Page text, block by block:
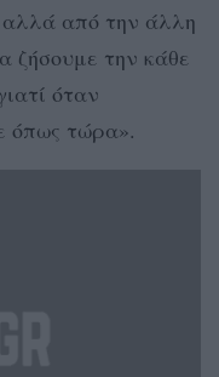
από την άλλη
ζήσουμε την κάθε
όταν
όπως τώρα».